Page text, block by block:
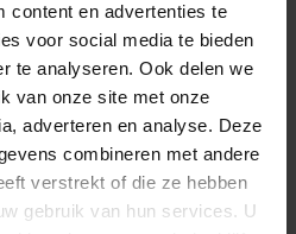
content en advertenties te
voor social media te bieden
te analyseren. Ook delen we
van onze site met onze
adverteren en analyse. Deze
combineren met andere
verstrekt of die ze hebben
gebruik van hun services. U
van ca. 80% kleurecht en
van een fijne gradatie 1-3 mm.
met duurzame